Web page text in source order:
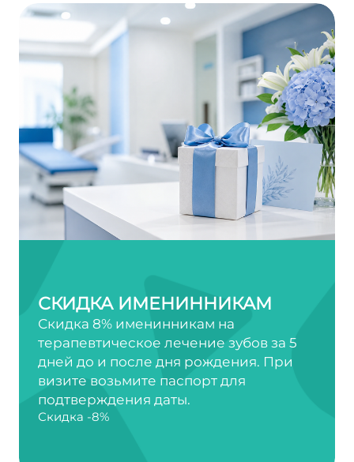
СКИДКА ИМЕНИННИКАМ
Скидка 8% именинникам на
терапевтическое лечение зубов за 5
дней до и после дня рождения. При
визите возьмите паспорт для
подтверждения даты.
Скидка -8%